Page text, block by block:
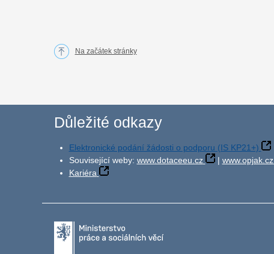
Na začátek stránky
Důležité odkazy
Elektronické podání žádosti o podporu (IS KP21+)
Související weby: www.dotaceeu.cz | www.opjak.cz
Kariéra